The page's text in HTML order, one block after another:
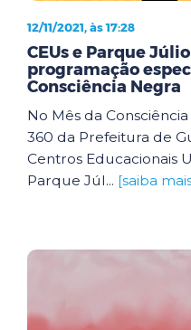
12/11/2021, às 17:28
CEUs e Parque
programação
Consciência Negra
No Mês da
360 da Prefeitura de
Centros Educacionais
Parque Júl... [saiba